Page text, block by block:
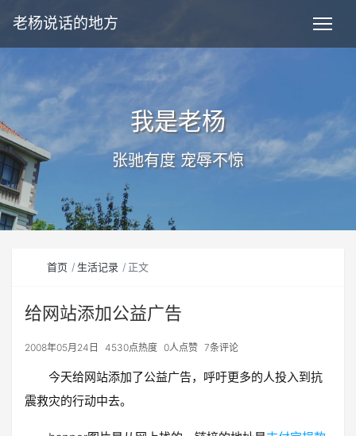
老杨说话的地方
我是老杨
张驰有度 宠辱不惊
首页 生活记录 正文
给网站添加公益广告
2008年05月24日 4530点热度 0人点赞 7条评论
今天给网站添加了公益广告，呼吁更多的人投入到抗
震救灾的行动中去。